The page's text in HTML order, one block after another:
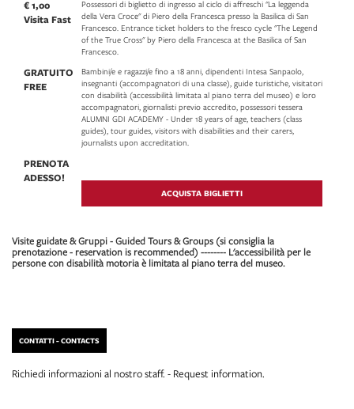
€ 1,00
Visita Fast
Possessori di biglietto di ingresso al ciclo di affreschi "La leggenda
della Vera Croce" di Piero della Francesca presso la Basilica di San
Francesco. Entrance ticket holders to the fresco cycle "The Legend
of the True Cross" by Piero della Francesca at the Basilica of San
Francesco.
GRATUITO
FREE
Bambini/e e ragazzi/e fino a 18 anni, dipendenti Intesa Sanpaolo,
insegnanti (accompagnatori di una classe), guide turistiche, visitatori
con disabilità (accessibilità limitata al piano terra del museo) e loro
accompagnatori, giornalisti previo accredito, possessori tessera
ALUMNI GDI ACADEMY - Under 18 years of age, teachers (class
guides), tour guides, visitors with disabilities and their carers,
journalists upon accreditation.
PRENOTA
ADESSO!
ACQUISTA BIGLIETTI
Visite guidate & Gruppi - Guided Tours & Groups (si consiglia la
prenotazione - reservation is recommended) -------- L'accessibilità per le
persone con disabilità motoria è limitata al piano terra del museo.
CONTATTI - CONTACTS
Richiedi informazioni al nostro staff. - Request information.